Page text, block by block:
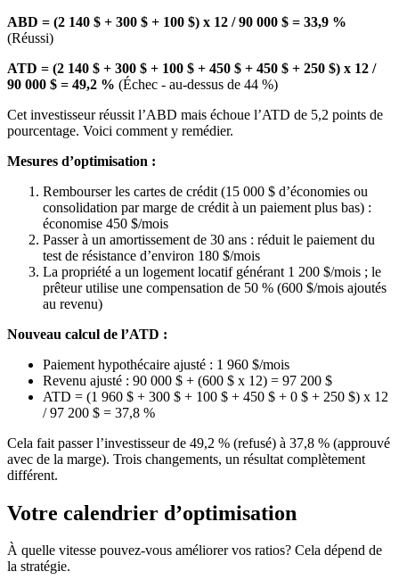
ABD = (2 140 $ + 300 $ + 100 $) x 12 / 90 000 $ = 33,9 %
(Réussi)
ATD = (2 140 $ + 300 $ + 100 $ + 450 $ + 450 $ + 250 $) x 12 /
90 000 $ = 49,2 % (Échec - au-dessus de 44 %)
Cet investisseur réussit l’ABD mais échoue l’ATD de 5,2 points de
pourcentage. Voici comment y remédier.
Mesures d’optimisation :
Rembourser les cartes de crédit (15 000 $ d’économies ou
consolidation par marge de crédit à un paiement plus bas) :
économise 450 $/mois
Passer à un amortissement de 30 ans : réduit le paiement du
test de résistance d’environ 180 $/mois
La propriété a un logement locatif générant 1 200 $/mois ; le
prêteur utilise une compensation de 50 % (600 $/mois ajoutés
au revenu)
Nouveau calcul de l’ATD :
Paiement hypothécaire ajusté : 1 960 $/mois
Revenu ajusté : 90 000 $ + (600 $ x 12) = 97 200 $
ATD = (1 960 $ + 300 $ + 100 $ + 450 $ + 0 $ + 250 $) x 12
/ 97 200 $ = 37,8 %
Cela fait passer l’investisseur de 49,2 % (refusé) à 37,8 % (approuvé
avec de la marge). Trois changements, un résultat complètement
différent.
Votre calendrier d’optimisation
À quelle vitesse pouvez-vous améliorer vos ratios? Cela dépend de
la stratégie.